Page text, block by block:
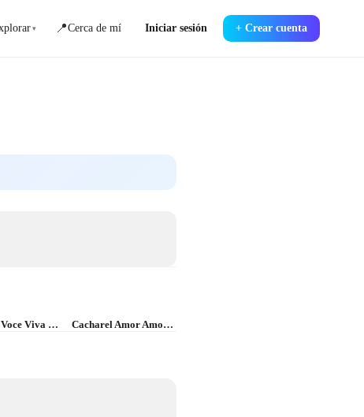
▾ 📍Cerca de mí Iniciar sesión + Crear cuenta
Valentino Voce Viva Eau de Parfum Cacharel Amor Amor EDT vapo 100 ml